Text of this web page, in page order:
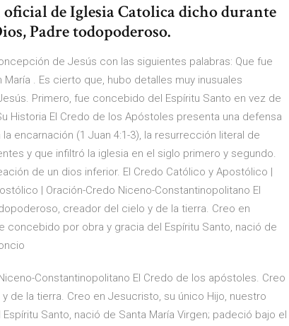
de Iglesia Catolica dicho durante
Padre todopoderoso.
de Jesús con las siguientes palabras: Que fue
. Es cierto que, hubo detalles muy inusuales
Primero, fue concebido del Espíritu Santo en vez de
Historia El Credo de los Apóstoles presenta una defensa
encarnación (1 Juan 4:1-3), la resurrección literal de
y que infiltró la iglesia en el siglo primero y segundo.
de un dios inferior. El Credo Católico y Apostólico |
| Oración-Credo Niceno-Constantinopolitano El
creador del cielo y de la tierra. Creo en
concebido por obra y gracia del Espíritu Santo, nació de
Constantinopolitano El Credo de los apóstoles. Creo
de la tierra. Creo en Jesucristo, su único Hijo, nuestro
Santo, nació de Santa María Virgen; padeció bajo el